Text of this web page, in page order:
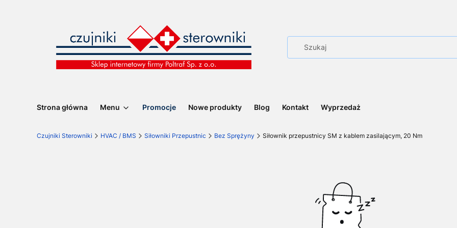
Strona główna Menu Promocje Nowe produkty Blog Kontakt Wyprzedaż
Czujniki Sterowniki HVAC / BMS Siłowniki Przepustnic Bez Sprężyny Siłownik przepustnicy SM z kablem zasilającym, 20 Nm